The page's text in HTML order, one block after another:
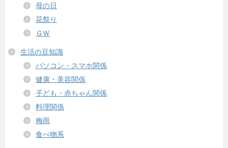
母の日
花祭り
ＧＷ
生活の豆知識
パソコン・スマホ関係
健康・美容関係
子ども・赤ちゃん関係
料理関係
梅雨
食べ物系